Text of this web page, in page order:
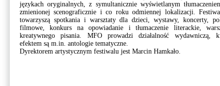
językach oryginalnych, z symultanicznie wyświetlanym
zmienionej scenograficznie i co roku odmiennej lokalizacji.
towarzyszą spotkania i warsztaty dla dzieci, wystawy, koncerty,
filmowe, konkurs na opowiadanie i tłumaczenie literackie,
kreatywnego pisania. MFO prowadzi działalność wydawniczą,
efektem są m.in. antologie tematyczne.
Dyrektorem artystycznym festiwalu jest Marcin Hamkało.